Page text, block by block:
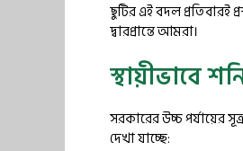
ছুটির এই বদল প্রতিবারই
দ্বারপ্রান্তে আমরা।
স্থায়ীভাবে
সরকারের উচ্চ পর্যায়ের
দেখা যাচ্ছে: